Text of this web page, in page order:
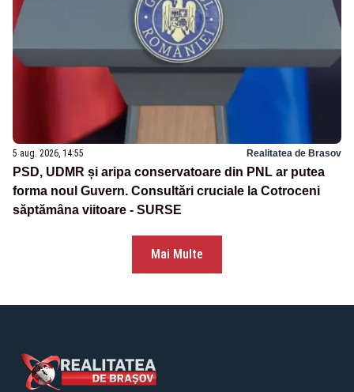
5 aug. 2026, 14:55 Realitatea de Brasov
PSD, UDMR și aripa conservatoare din PNL ar putea
forma noul Guvern. Consultări cruciale la Cotroceni
săptămâna viitoare - SURSE
Mai Multe